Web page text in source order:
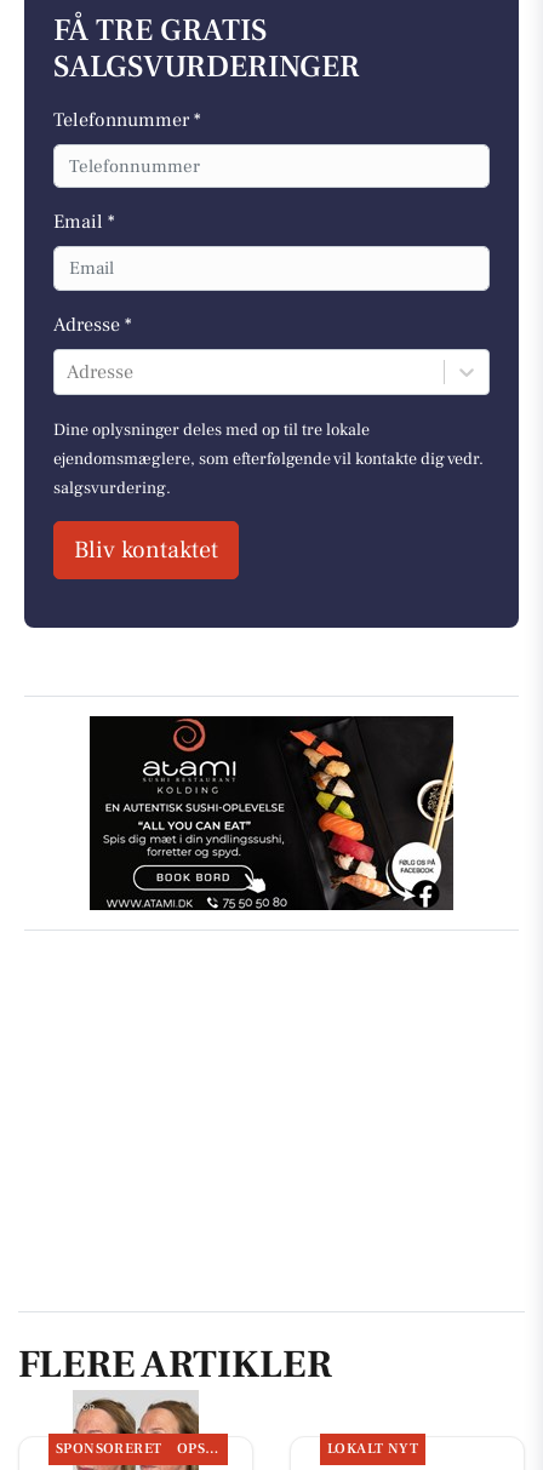
FÅ TRE GRATIS
SALGSVURDERINGER
Telefonnummer *
Email *
Adresse *
Adresse
Dine oplysninger deles med op til tre lokale
ejendomsmæglere, som efterfølgende vil kontakte dig vedr.
salgsvurdering.
Bliv kontaktet
FLERE ARTIKLER
SPONSORERET OPSLAGSTAVLEN LOKALT NYT